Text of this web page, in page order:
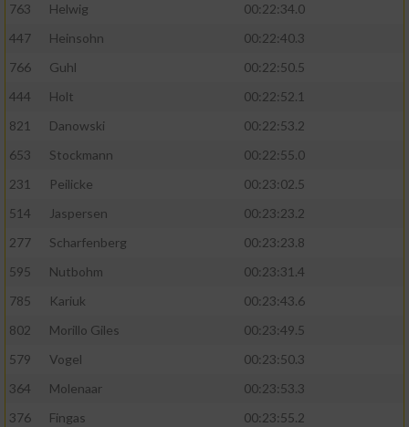
763
Helwig
00:22:34.0
447
Heinsohn
00:22:40.3
766
Guhl
00:22:50.5
444
Holt
00:22:52.1
821
Danowski
00:22:53.2
653
Stockmann
00:22:55.0
231
Peilicke
00:23:02.5
514
Jaspersen
00:23:23.2
277
Scharfenberg
00:23:23.8
595
Nutbohm
00:23:31.4
785
Kariuk
00:23:43.6
802
Morillo Giles
00:23:49.5
579
Vogel
00:23:50.3
364
Molenaar
00:23:53.3
376
Fingas
00:23:55.2